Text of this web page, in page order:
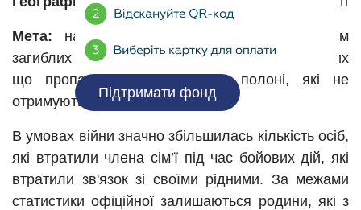
Підтримати фонд
Мета: надання гуманітарної допомоги сім’ям
загиблих (померлих) військовослужбовців, тих
що пропали безвісти або в полоні, які не
отримують державних виплат
В умовах війни значно збільшилась кількість осіб,
які втратили члена сім’ї під час бойових дій, які
втратили зв'язок зі своїми рідними. За межами
статистики офіційної залишаються родини, які з